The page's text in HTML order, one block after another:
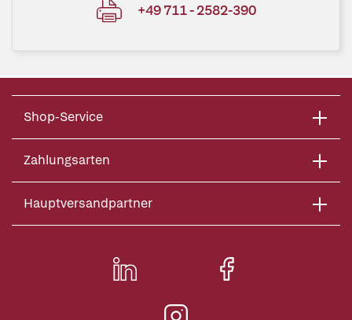
+49 711 - 2582-390
Shop-Service
Zahlungsarten
Hauptversandpartner